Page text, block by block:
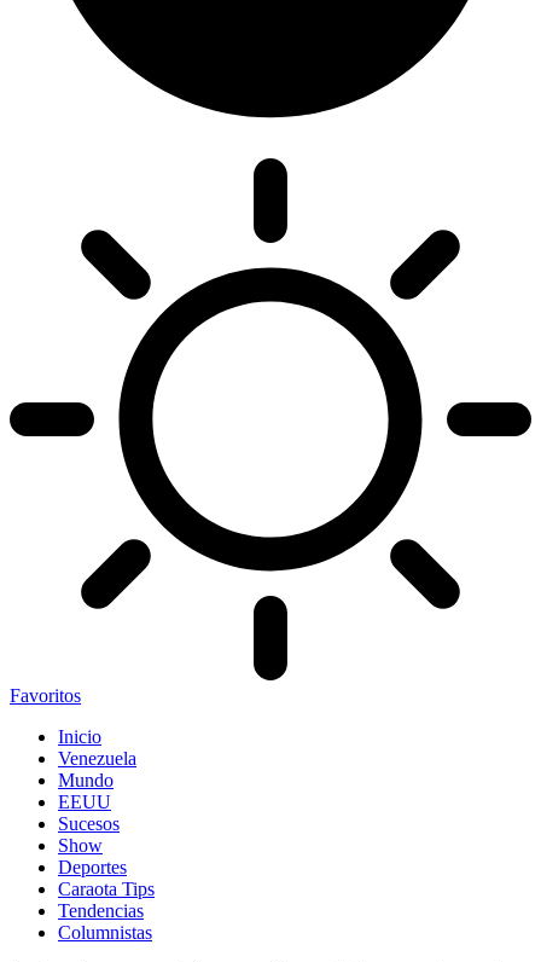
Favoritos
Inicio
Venezuela
Mundo
EEUU
Sucesos
Show
Deportes
Caraota Tips
Tendencias
Columnistas